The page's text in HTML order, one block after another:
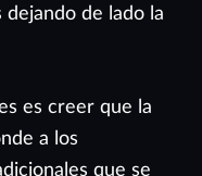
dejando de lado la
es creer que la
a los
que se